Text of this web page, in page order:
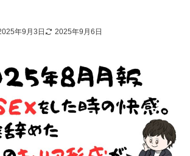
年9月3日 2025年9月6日